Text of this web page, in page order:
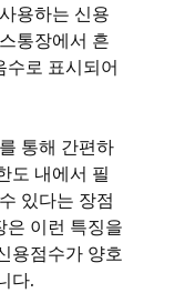
용하는 신용
통장에서 흔
수로 표시되어
통해 간편하
도 내에서 필
있다는 장점
은 이런 특징을
용점수가 양호
다.